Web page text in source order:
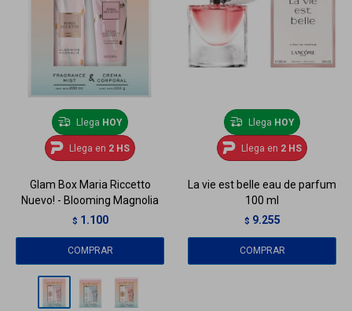
Llega HOY
Llega en 2 HS
Glam Box Maria Riccetto
Nuevo! - Blooming Magnolia
$ 1.100
Llega HOY
Llega en 2 HS
La vie est belle eau de parfum
100 ml
$ 9.255